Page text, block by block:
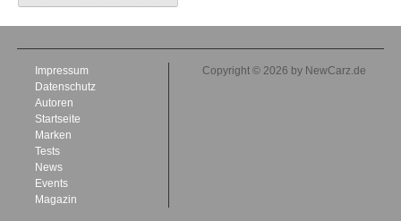
Impressum
Datenschutz
Autoren
Startseite
Marken
Tests
News
Events
Magazin
Copyright © 2026 by NewCarz.de